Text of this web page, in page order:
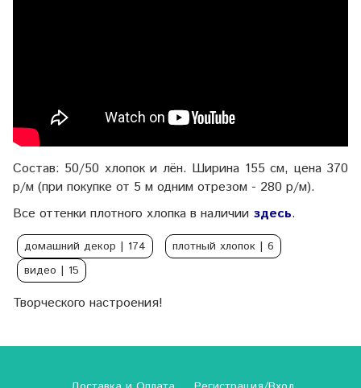
Состав: 50/50 хлопок и лён. Ширина 155 см, цена 370
р/м (при покупке от 5 м одним отрезом - 280 р/м).
Все оттенки плотного хлопка в наличии здесь.
домашний декор | 174 плотный хлопок | 6
видео | 15
Творческого настроения!